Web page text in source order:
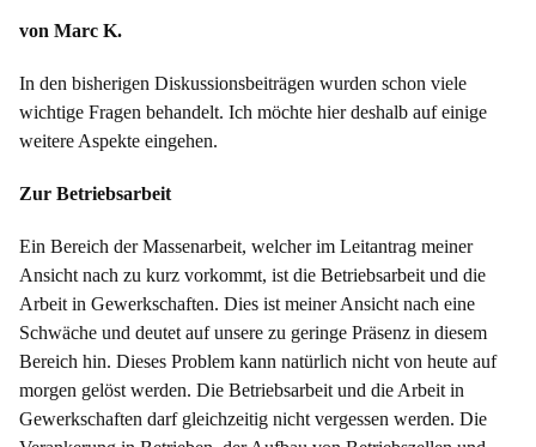
von Marc K.
In den bisherigen Diskussionsbeiträgen wurden schon viele
wichtige Fragen behandelt. Ich möchte hier deshalb auf einige
weitere Aspekte eingehen.
Zur Betriebsarbeit
Ein Bereich der Massenarbeit, welcher im Leitantrag meiner
Ansicht nach zu kurz vorkommt, ist die Betriebsarbeit und die
Arbeit in Gewerkschaften. Dies ist meiner Ansicht nach eine
Schwäche und deutet auf unsere zu geringe Präsenz in diesem
Bereich hin. Dieses Problem kann natürlich nicht von heute auf
morgen gelöst werden. Die Betriebsarbeit und die Arbeit in
Gewerkschaften darf gleichzeitig nicht vergessen werden. Die